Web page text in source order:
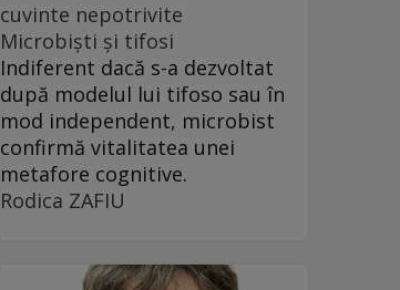
cuvinte nepotrivite
Microbiști și tifosi
Indiferent dacă s-a dezvoltat
după modelul lui tifoso sau în
mod independent, microbist
confirmă vitalitatea unei
metafore cognitive.
Rodica ZAFIU